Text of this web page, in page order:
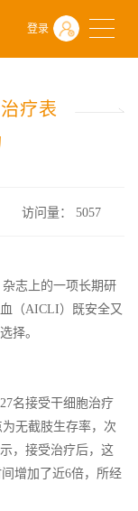
登录
疗表
访问量：5057
志上的一项长期研
（AICLI）既安全又
择。
名接受干细胞治疗
无截肢生存率，次
，接受治疗后，这
增加了近6倍，所经